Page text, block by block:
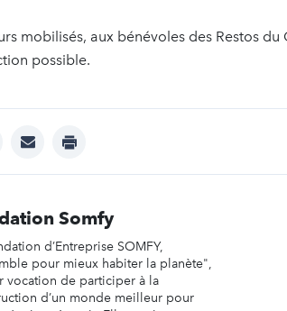
mobilisés, aux bénévoles des Restos
possible.
mail print
Somfy
d’Entreprise SOMFY,
pour mieux habiter la planète",
vocation de participer à la
d’un monde meilleur pour